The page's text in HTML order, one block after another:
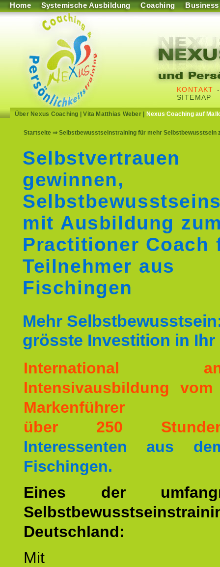
Home Systemische Ausbildung Coaching Business
KONTAKT
SITEMAP
Über Nexus Coaching |Vita Matthias Weber| Nexus Coaching auf
Startseite ⇒ Selbstbewusstseinstraining für mehr Selbstbewusstsein
Selbstvertrauen
gewinnen,
mit Ausbildung
Practitioner Coach
Teilnehmer aus
Fischingen
Mehr
grösste Investition in Ihr
International
Intensivausbildung vom
Markenführer
über 250
Interessenten aus
Fischingen.
Eines der
Deutschland:
Mit